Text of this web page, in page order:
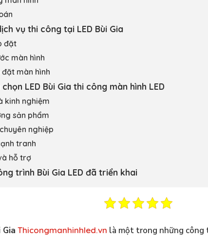
vụ thi công tại LED Bùi Gia
đặt
màn hình
đặt màn hình
LED Bùi Gia thi công màn hình LED
kinh nghiệm
sản phẩm
nghiệp
tranh
hỗ trợ
trình Bùi Gia LED đã triển khai
Gia Thicongmanhinhled.vn là một trong những công